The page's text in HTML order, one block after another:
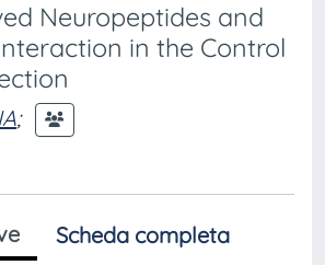
Neuropeptides and
in the Control
;
Scheda completa